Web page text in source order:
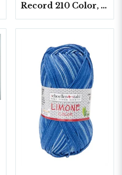
Record 210 Color, 10 nystan á 50gram